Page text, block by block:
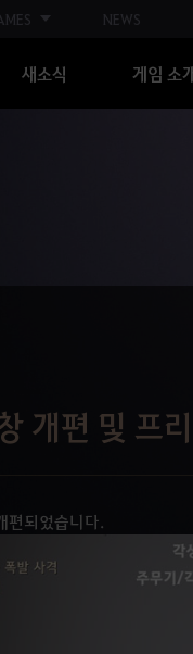
NEWS
새소식 게임 소
개편 및 프
편되었습니다.